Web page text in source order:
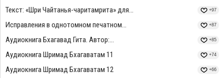
Текст: «Шри Чайтанья-чаритамрита» для... +97
Исправления в однотомном печатном... +87
Аудиокнига Бхагавад Гита. Автор:... +85
Аудиокнига Шримад Бхагаватам 11 +74
Аудиокнига Шримад Бхагаватам 12 +66